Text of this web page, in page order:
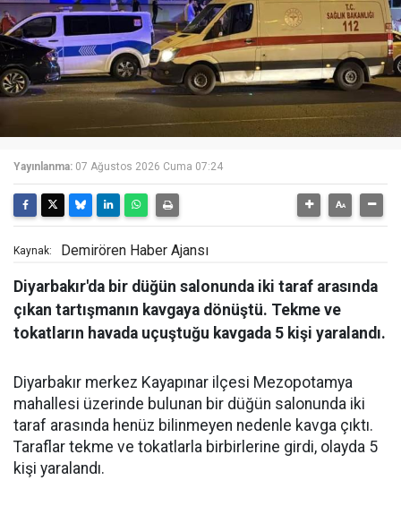
Yayınlanma: 07 Ağustos 2026 Cuma 07:24
Kaynak: Demirören Haber Ajansı
Diyarbakır'da bir düğün salonunda iki taraf arasında
çıkan tartışmanın kavgaya dönüştü. Tekme ve
tokatların havada uçuştuğu kavgada 5 kişi yaralandı.
Diyarbakır merkez Kayapınar ilçesi Mezopotamya
mahallesi üzerinde bulunan bir düğün salonunda iki
taraf arasında henüz bilinmeyen nedenle kavga çıktı.
Taraflar tekme ve tokatlarla birbirlerine girdi, olayda 5
kişi yaralandı.